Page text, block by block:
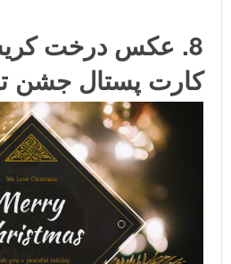
8. عکس درخت
کارت پستال جشن